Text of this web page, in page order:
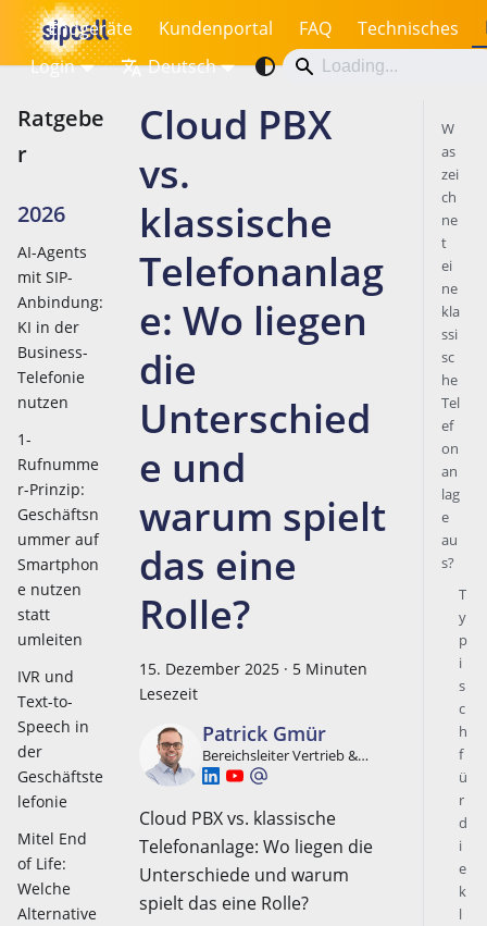
Endgeräte Kundenportal FAQ Technisches
Login
Deutsch
Ratgebe
r
2026
AI-Agents
mit SIP-
Anbindung:
KI in der
Business-
Telefonie
nutzen
1-
Rufnumme
r-Prinzip:
Geschäftsn
ummer auf
Smartphon
e nutzen
statt
umleiten
IVR und
Text-to-
Speech in
der
Geschäftste
lefonie
Mitel End
of Life:
Welche
Alternative
Cloud PBX
vs.
klassische
Telefonanlag
e: Wo liegen
die
Unterschied
e und
warum spielt
das eine
Rolle?
15. Dezember 2025 · 5 Minuten
Lesezeit
Patrick Gmür
Bereichsleiter Vertrieb &
Marketing, Mitglied der
Geschäftsleitung
Cloud PBX vs. klassische
Telefonanlage: Wo liegen die
Unterschiede und warum
spielt das eine Rolle?
W
as
zei
ch
ne
t
ei
ne
kla
ssi
sc
he
Tel
ef
on
an
lag
e
au
s?
T
y
p
i
s
c
h
f
ü
r
d
i
e
k
l